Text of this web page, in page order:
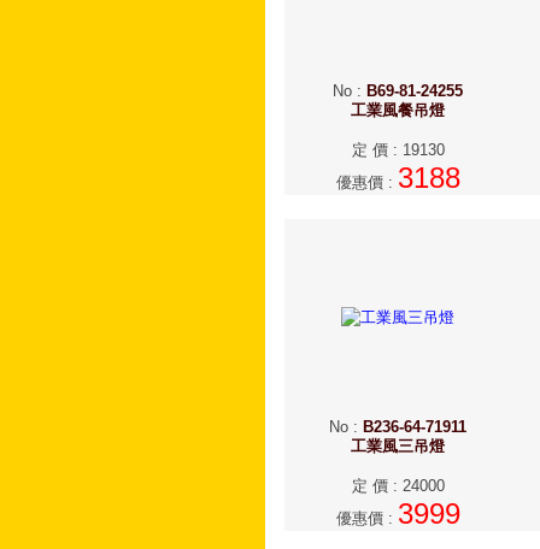
No : B69-81-24255
工業風餐吊燈
定 價: 19130
優惠價: 3188
No : B236-64-71911
工業風三吊燈
定 價: 24000
優惠價: 3999